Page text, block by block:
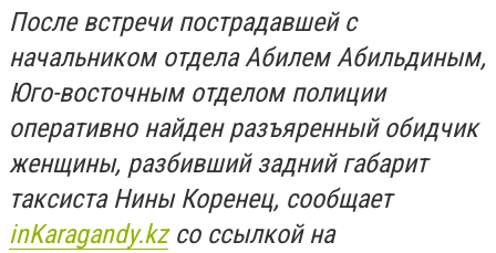
После встречи пострадавшей с
начальником отдела Абилем Абильдиным,
Юго-восточным отделом полиции
оперативно найден разъяренный обидчик
женщины, разбивший задний габарит
таксиста Нины Коренец, сообщает
inKaragandy.kzсо ссылкой на